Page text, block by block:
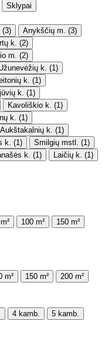
Sklypai
(3) Anykščių m. (3)
k. (2)
m. (2)
k. (1)
k. (1)
k. (1)
Kavoliškio k. (1)
k. (1)
Aukštakalnių k. (1)
k. (1) Smilgių mstl. (1)
k. (1) Laičių k. (1)
100 m²
150 m²
m² 150 m²
200 m²
4 kamb.
5 kamb.